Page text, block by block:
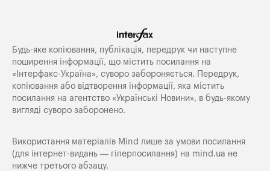
Будь-яке копiювання, публiкацiя, передрук чи наступне
поширення iнформацiї, що мiстить посилання на
«Iнтерфакс-Україна», суворо забороняється. Передрук,
копіювання або відтворення інформації, яка містить
посилання на агентство «Українські Новини», в будь-якому
вигляді суворо заборонено.
Використання матеріалів Mind лише за умови посилання
(для інтернет-видань — гіперпосилання) на mind.ua не
нижче третього абзацу.